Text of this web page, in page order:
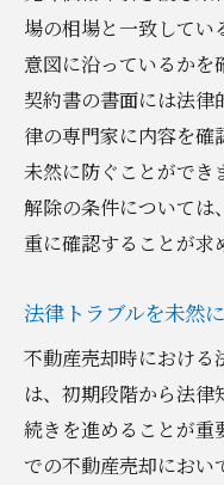
場の相場と一致してい
意図に沿っているかを
契約書の書面には法律
律の専門家に内容を確
未然に防ぐことができ
解除の条件については
重に確認することが求
法律トラブルを未然
不動産売却時における
は、初期段階から法
続きを進めることが重
での不動産売却におい